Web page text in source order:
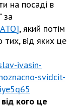
на посаді в
за
, який потім
тих, від яких це
ivasin-
svidcit-
кого це